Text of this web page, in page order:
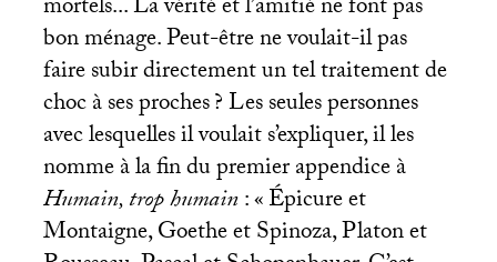
mortels... La vérité et l’amitié ne font pas
bon ménage. Peut-être ne voulait-il pas
faire subir directement un tel traitement de
choc à ses proches? Les seules personnes
avec lesquelles il voulait s’expliquer, il les
nomme à la fin du premier appendice à
Humain, trop humain: «Épicure et
Montaigne, Goethe et Spinoza, Platon et